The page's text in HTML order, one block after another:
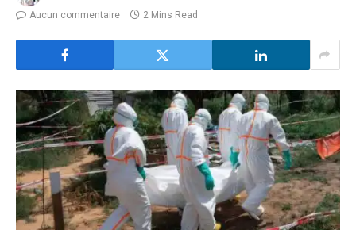
Aucun commentaire
2 Mins Read